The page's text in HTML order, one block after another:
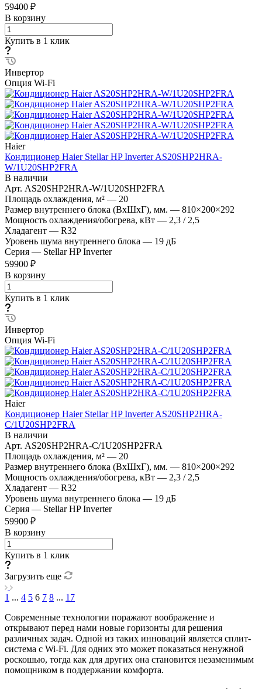
59400 ₽
В корзину
Купить в 1 клик
Инвертор
Опция Wi-Fi
Haier
Кондиционер Haier Stellar HP Inverter AS20SHP2HRA-
W/1U20SHP2FRA
В наличии
Арт. AS20SHP2HRA-W/1U20SHP2FRA
Площадь охлаждения, м² — 20
Размер внутреннего блока (ВхШхГ), мм. — 810×200×292
Мощность охлаждения/обогрева, кВт — 2,3 / 2,5
Хладагент — R32
Уровень шума внутреннего блока — 19 дБ
Серия — Stellar HP Inverter
59900 ₽
В корзину
Купить в 1 клик
Инвертор
Опция Wi-Fi
Haier
Кондиционер Haier Stellar HP Inverter AS20SHP2HRA-
C/1U20SHP2FRA
В наличии
Арт. AS20SHP2HRA-C/1U20SHP2FRA
Площадь охлаждения, м² — 20
Размер внутреннего блока (ВхШхГ), мм. — 810×200×292
Мощность охлаждения/обогрева, кВт — 2,3 / 2,5
Хладагент — R32
Уровень шума внутреннего блока — 19 дБ
Серия — Stellar HP Inverter
59900 ₽
В корзину
Купить в 1 клик
Загрузить еще
1 ... 4 5 6 7 8 ... 17
Современные технологии поражают воображение и
открывают перед нами новые горизонты для решения
различных задач. Одной из таких инноваций является сплит-
система с Wi-Fi. Для одних это может показаться ненужной
роскошью, тогда как для других она становится незаменимым
помощником в поддержании комфорта.